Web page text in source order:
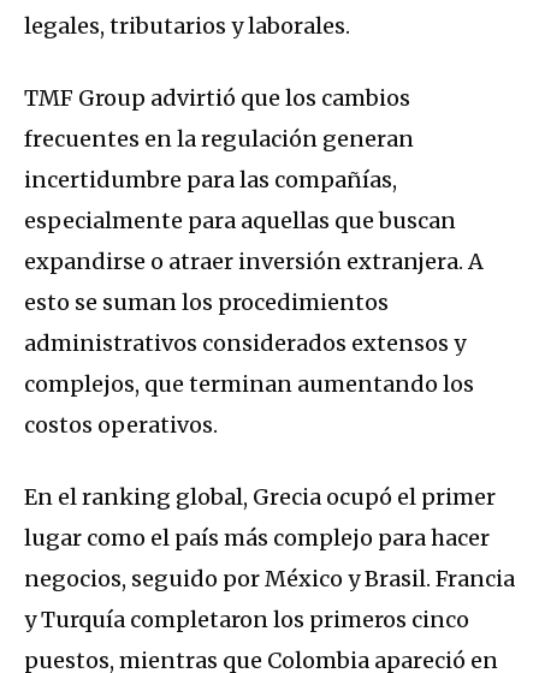
legales, tributarios y laborales.
TMF Group advirtió que los cambios
frecuentes en la regulación generan
incertidumbre para las compañías,
especialmente para aquellas que buscan
expandirse o atraer inversión extranjera. A
esto se suman los procedimientos
administrativos considerados extensos y
complejos, que terminan aumentando los
costos operativos.
En el ranking global, Grecia ocupó el primer
lugar como el país más complejo para hacer
negocios, seguido por México y Brasil. Francia
y Turquía completaron los primeros cinco
puestos, mientras que Colombia apareció en